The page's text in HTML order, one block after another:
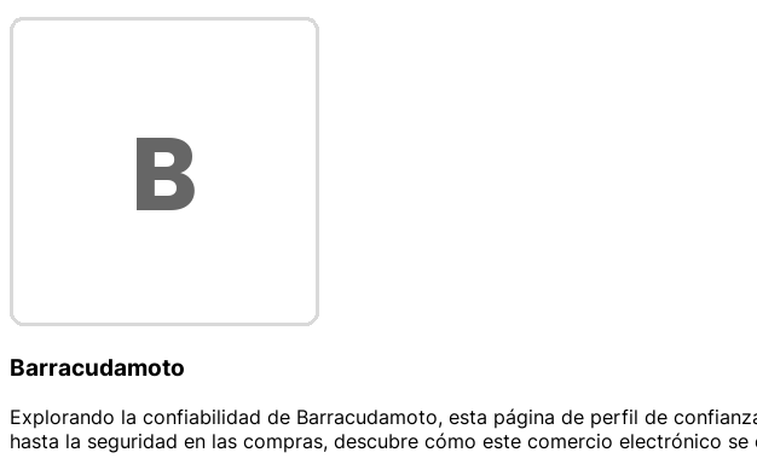
Barracudamoto
Explorando la confiabilidad de Barracudamoto, esta página de perfil de
hasta la seguridad en las compras, descubre cómo este comercio electrónico